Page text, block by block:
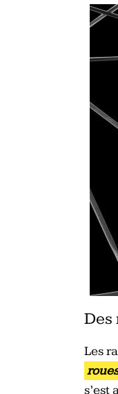
Des
Les
roues
s’est